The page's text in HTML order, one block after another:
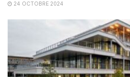
24 OCTOBRE 2024